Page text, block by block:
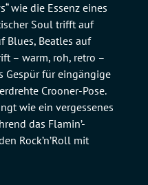
wie die Essenz eines
Soul trifft auf
Blues, Beatles auf
– warm, roh, retro –
Gespür für eingängige
Crooner-Pose.
wie ein vergessenes
das Flamin’-
Rock’n’Roll mit